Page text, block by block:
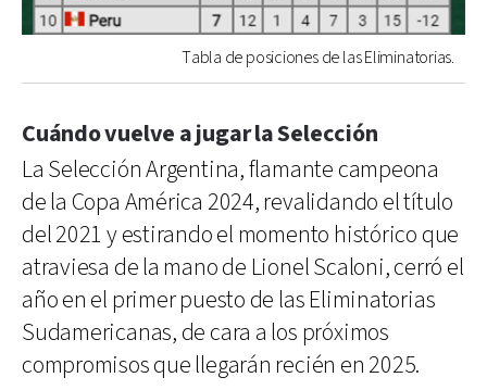
Tabla de posiciones de las Eliminatorias.
Cuándo vuelve a jugar la Selección
La Selección Argentina, flamante campeona
de la Copa América 2024, revalidando el título
del 2021 y estirando el momento histórico que
atraviesa de la mano de Lionel Scaloni, cerró el
año en el primer puesto de las Eliminatorias
Sudamericanas, de cara a los próximos
compromisos que llegarán recién en 2025.